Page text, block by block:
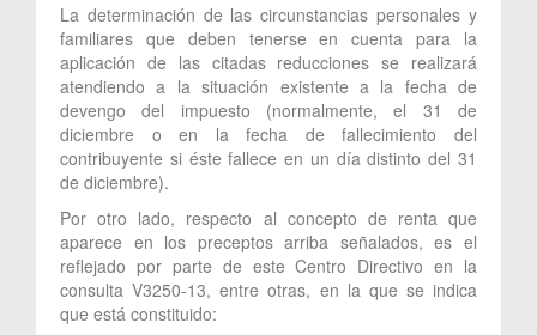
La determinación de las circunstancias personales y
familiares que deben tenerse en cuenta para la
aplicación de las citadas reducciones se realizará
atendiendo a la situación existente a la fecha de
devengo del impuesto (normalmente, el 31 de
diciembre o en la fecha de fallecimiento del
contribuyente si éste fallece en un día distinto del 31
de diciembre).
Por otro lado, respecto al concepto de renta que
aparece en los preceptos arriba señalados, es el
reflejado por parte de este Centro Directivo en la
consulta V3250-13, entre otras, en la que se indica
que está constituido: